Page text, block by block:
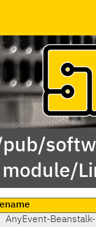
module/
AnyEvent-